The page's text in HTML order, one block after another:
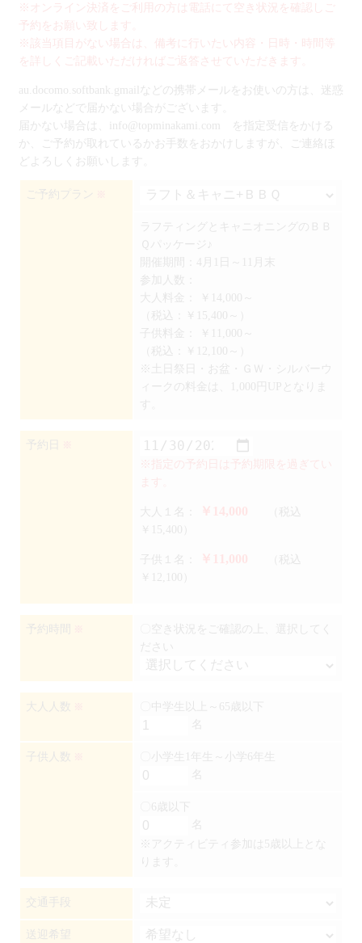
※オンライン決済をご利用の方は電話にて空き状況を確認しご
予約をお願い致します。
※該当項目がない場合は、備考に行いたい内容・日時・時間等
を詳しくご記載いただければご返答させていただきます。
au.docomo.softbank.gmailなどの携帯メールをお使いの方は、迷惑
メールなどで届かない場合がございます。
届かない場合は、info@topminakami.com を指定受信をかける
か、ご予約が取れているかお手数をおかけしますが、ご連絡ほ
どよろしくお願いします。
ご予約プラン
ラフティングとキャニオニングのＢＢ
Ｑパッケージ♪
開催期間：4月1日～11月末
参加人数：
大人料金：
￥14,000～
（税込：￥15,400～）
（税込：￥12,100～）
※土日祭日・お盆・ＧＷ・シルバーウ
ィークの料金は、1,000円UPとなりま
予約日
※指定の予約日は予約期限を過ぎてい
大人１名： ￥14,000
（税込
￥15,400）
子供１名： ￥11,000
（税込
￥12,100）
予約時間
〇空き状況をご確認の上、選択してく
ださい
大人人数
〇中学生以上～65歳以下
名
子供人数
〇小学生1年生～小学6年生
名
〇6歳以下
名
※アクティビティ参加は5歳以上とな
交通手段
送迎希望